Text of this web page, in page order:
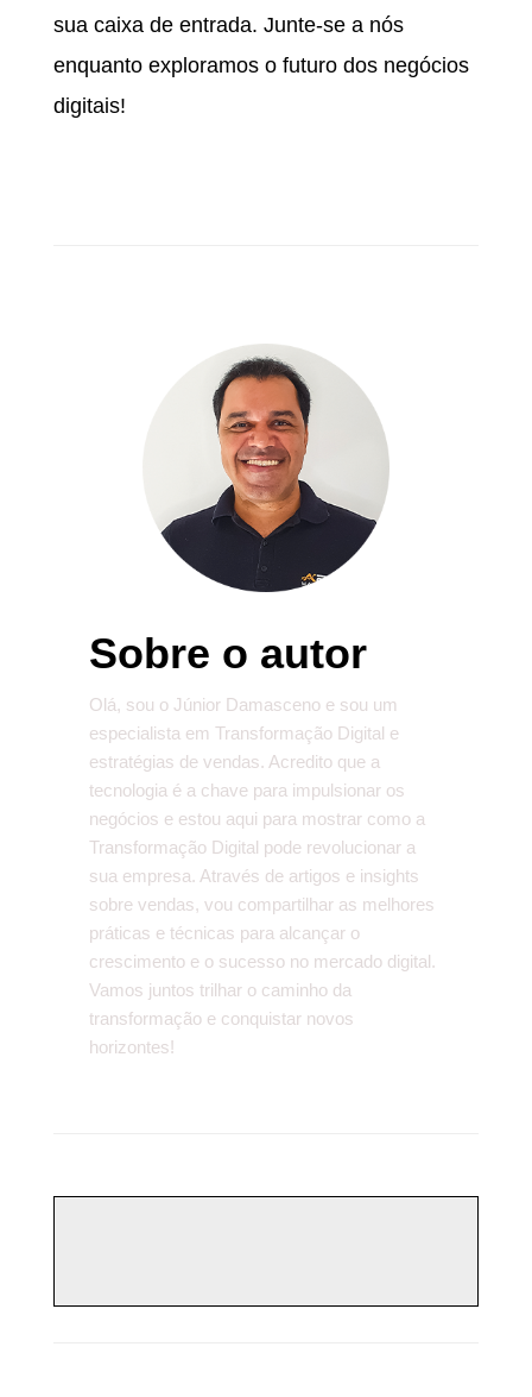
sua caixa de entrada. Junte-se a nós
enquanto exploramos o futuro dos negócios
digitais!
Sobre o autor
Olá, sou o Júnior Damasceno e sou um
especialista em Transformação Digital e
estratégias de vendas. Acredito que a
tecnologia é a chave para impulsionar os
negócios e estou aqui para mostrar como a
Transformação Digital pode revolucionar a
sua empresa. Através de artigos e insights
sobre vendas, vou compartilhar as melhores
práticas e técnicas para alcançar o
crescimento e o sucesso no mercado digital.
Vamos juntos trilhar o caminho da
transformação e conquistar novos
horizontes!